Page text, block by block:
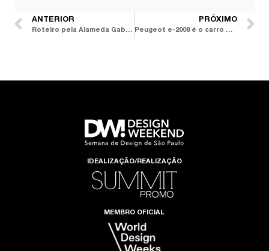
ANTERIOR
Roteiro pela Alameda Gabriel: lugares imperdíveis para visitar na DW! 2023
PRÓXIMO
Peugeot e-2008 é o carro oficial da DW! 2023
IDEALIZAÇÃO/REALIZAÇÃO
MEMBRO OFICIAL